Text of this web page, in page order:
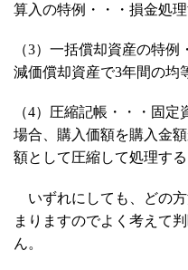
算入の特例・・・損金処
（3）一括償却資産の特
減価償却資産で3年間の均
（4）圧縮記帳・・・固
場合、購入価額を購入金
額として圧縮して処理す
いずれにしても、どの
まりますのでよく考えて
ん。